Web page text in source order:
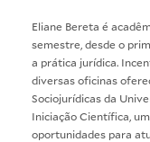
Eliane Bereta é
semestre, desde o
a prática jurídica.
diversas oficinas
Sociojurídicas da
Iniciação Científica,
oportunidades para